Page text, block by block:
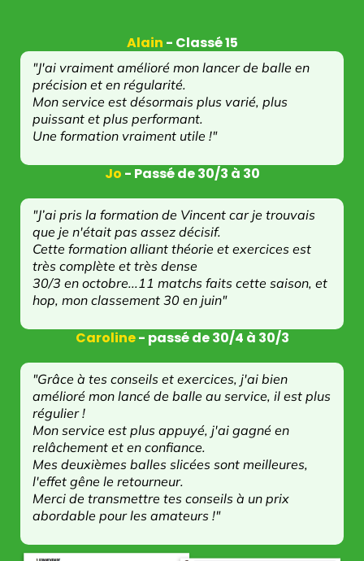
Alain - Classé 15
"J'ai vraiment amélioré mon lancer de balle en
précision et en régularité.
Mon service est désormais plus varié, plus
puissant et plus performant.
Une formation vraiment utile !"
Jo - Passé de 30/3 à 30
"J’ai pris la formation de Vincent car je trouvais
que je n'était pas assez décisif.
Cette formation alliant théorie et exercices est
très complète et très dense
30/3 en octobre...11 matchs faits cette saison, et
hop, mon classement 30 en juin"
Caroline- passé de 30/4 à 30/3
"Grâce à tes conseils et exercices, j'ai bien
amélioré mon lancé de balle au service, il est plus
régulier !
Mon service est plus appuyé, j'ai gagné en
relâchement et en confiance.
Mes deuxièmes balles slicées sont meilleures,
l'effet gêne le retourneur.
Merci de transmettre tes conseils à un prix
abordable pour les amateurs !"